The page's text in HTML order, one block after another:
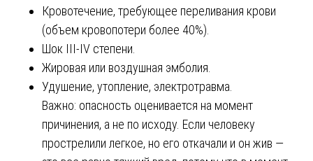
Кровотечение, требующее переливания крови
(объем кровопотери более 40%).
Шок III-IV степени.
Жировая или воздушная эмболия.
Удушение, утопление, электротравма.
Важно: опасность оценивается на момент
причинения, а не по исходу. Если человеку
прострелили легкое, но его откачали и он жив —